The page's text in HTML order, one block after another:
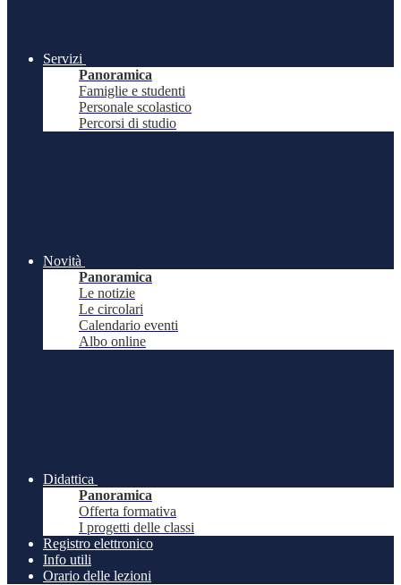
Servizi
Panoramica
Famiglie e studenti
Personale scolastico
Percorsi di studio
Novità
Panoramica
Le notizie
Le circolari
Calendario eventi
Albo online
Didattica
Panoramica
Offerta formativa
I progetti delle classi
Registro elettronico
Info utili
Orario delle lezioni